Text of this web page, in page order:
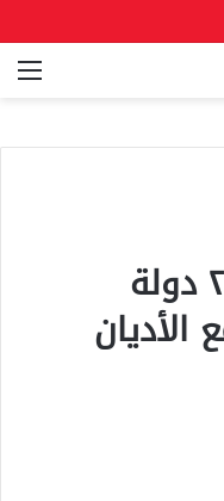
زيارة زوجات سفراء ٢٠ دولة
الأديان